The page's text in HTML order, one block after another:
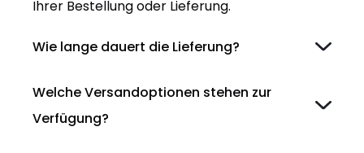
Ihrer Bestellung oder Lieferung.
Wie lange dauert die Lieferung?
Welche Versandoptionen stehen zur
Verfügung?